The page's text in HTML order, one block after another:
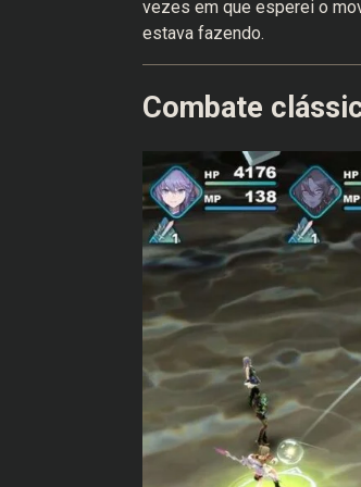
vezes em que esperei o
estava fazendo.
Combate